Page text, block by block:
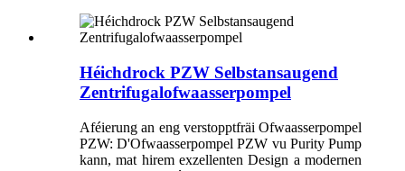
Héichdrock PZW Selbstansaugend
Zentrifugalofwaasserpompel
Aféierung an eng verstopptfräi Ofwaasserpompel
PZW: D'Ofwaasserpompel PZW vu Purity Pump
kann, mat hirem exzellenten Design a modernen